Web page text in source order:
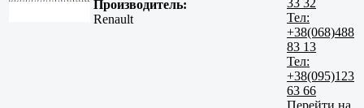
Производитель:
Renault
Тел:
+38(068)488
83 13
Тел:
+38(095)123
63 66
Перейти на